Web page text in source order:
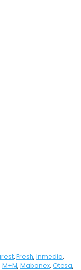
, Fresh, Inmedia,
, M+M, Mabonex, Otesa,